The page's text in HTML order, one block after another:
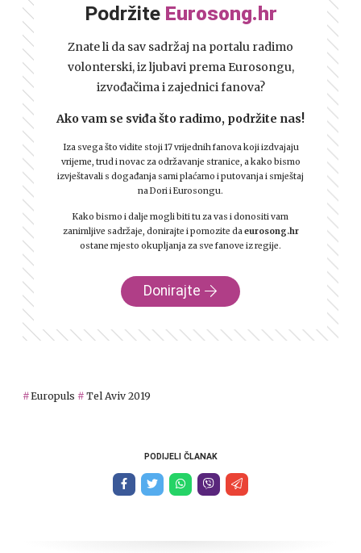
Podržite Eurosong.hr
Znate li da sav sadržaj na portalu radimo
volonterski, iz ljubavi prema Eurosongu,
izvođačima i zajednici fanova?
Ako vam se sviđa što radimo, podržite nas!
Iza svega što vidite stoji 17 vrijednih fanova koji izdvajaju
vrijeme, trud i novac za održavanje stranice, a kako bismo
izvještavali s događanja sami plaćamo i putovanja i smještaj
na Dori i Eurosongu.
Kako bismo i dalje mogli biti tu za vas i donositi vam
zanimljive sadržaje, donirajte i pomozite da eurosong.hr
ostane mjesto okupljanja za sve fanove iz regije.
Donirajte
Europuls Tel Aviv 2019
PODIJELI ČLANAK